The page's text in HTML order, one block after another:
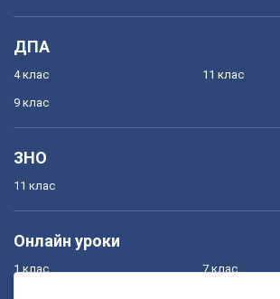
ДПА
4 клас
9 клас
11 клас
ЗНО
11 клас
Онлайн уроки
1 клас 7 клас